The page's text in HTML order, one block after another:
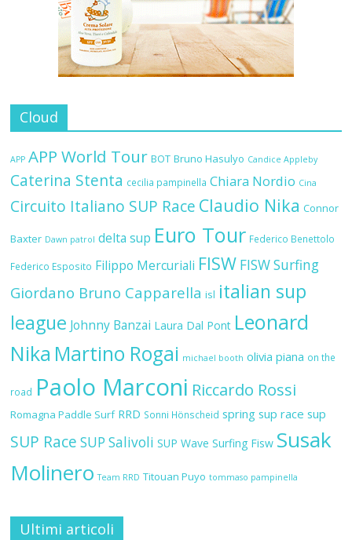
Cloud
APP APP World Tour BOT Bruno Hasulyo Candice Appleby
Caterina Stenta cecilia pampinella Chiara Nordio Cina
Circuito Italiano SUP Race Claudio Nika Connor
Baxter Dawn patrol delta sup Euro Tour Federico Benettolo
Federico Esposito Filippo Mercuriali FISW FISW Surfing
Giordano Bruno Capparella isl italian sup
league Johnny Banzai Laura Dal Pont Leonard
Nika Martino Rogai michael booth olivia piana on the
road Paolo Marconi Riccardo Rossi
Romagna Paddle Surf RRD Sonni Hönscheid spring sup race sup
SUP Race SUP Salivoli SUP Wave Surfing Fisw Susak
Molinero Team RRD Titouan Puyo tommaso pampinella
Ultimi articoli